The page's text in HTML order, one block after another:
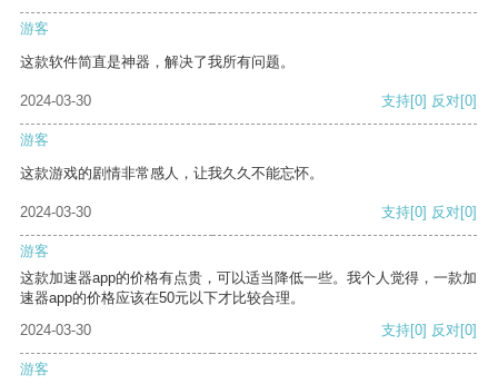
游客
这款软件简直是神器，解决了我所有问题。
2024-03-30 支持[0] 反对[0]
游客
这款游戏的剧情非常感人，让我久久不能忘怀。
2024-03-30 支持[0] 反对[0]
游客
这款加速器app的价格有点贵，可以适当降低一些。我个人觉得，一款加
速器app的价格应该在50元以下才比较合理。
2024-03-30
支持[0] 反对[0]
游客